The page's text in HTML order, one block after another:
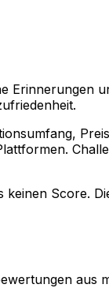
Erinnerungen
Score.
aus